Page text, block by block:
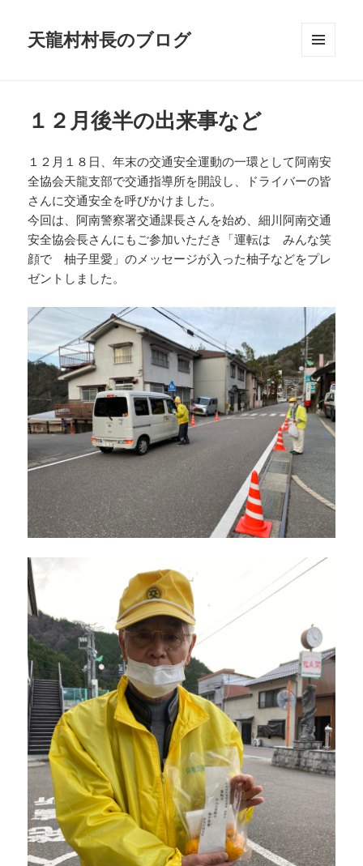
天龍村村長のブログ
１２月後半の出来事など
１２月１８日、年末の交通安全運動の一環として阿南安
全協会天龍支部で交通指導所を開設し、ドライバーの皆
さんに交通安全を呼びかけました。
今回は、阿南警察署交通課長さんを始め、細川阿南交通
安全協会長さんにもご参加いただき「運転は みんな笑
顔で 柚子里愛」のメッセージが入った柚子などをプレ
ゼントしました。